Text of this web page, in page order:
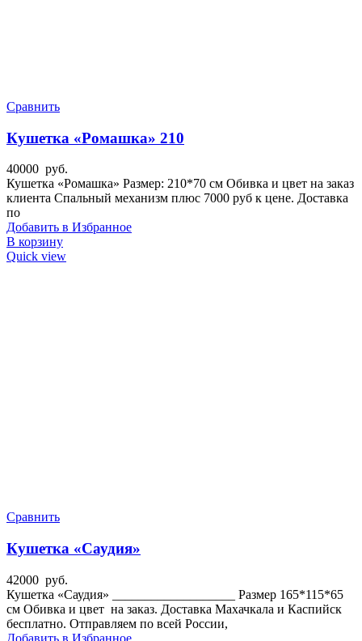
Сравнить
Кушетка «Ромашка» 210
40000 руб.
Кушетка «Ромашка» Размер: 210*70 см Обивка и цвет на заказ
клиента Спальный механизм плюс 7000 руб к цене. Доставка
по
Добавить в Избранное
В корзину
Quick view
Сравнить
Кушетка «Саудия»
42000 руб.
Кушетка «Саудия» ___________________ Размер 165*115*65
см Обивка и цвет на заказ. Доставка Махачкала и Каспийск
бесплатно. Отправляем по всей России,
Добавить в Избранное